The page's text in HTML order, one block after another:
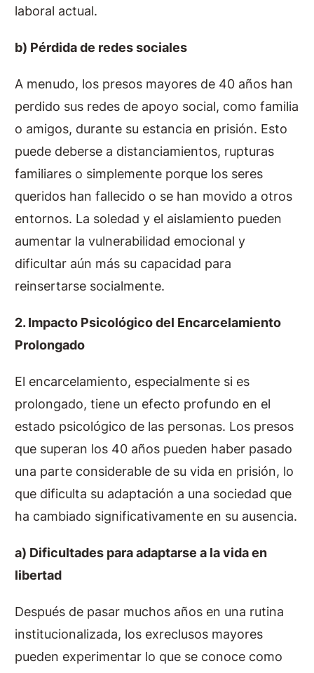
laboral actual.
b) Pérdida de redes sociales
A menudo, los presos mayores de 40 años han
perdido sus redes de apoyo social, como familia
o amigos, durante su estancia en prisión. Esto
puede deberse a distanciamientos, rupturas
familiares o simplemente porque los seres
queridos han fallecido o se han movido a otros
entornos. La soledad y el aislamiento pueden
aumentar la vulnerabilidad emocional y
dificultar aún más su capacidad para
reinsertarse socialmente.
2. Impacto Psicológico del Encarcelamiento
Prolongado
El encarcelamiento, especialmente si es
prolongado, tiene un efecto profundo en el
estado psicológico de las personas. Los presos
que superan los 40 años pueden haber pasado
una parte considerable de su vida en prisión, lo
que dificulta su adaptación a una sociedad que
ha cambiado significativamente en su ausencia.
a) Dificultades para adaptarse a la vida en
libertad
Después de pasar muchos años en una rutina
institucionalizada, los exreclusos mayores
pueden experimentar lo que se conoce como